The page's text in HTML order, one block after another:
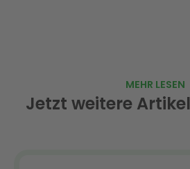
MEHR LESEN
Jetzt weitere